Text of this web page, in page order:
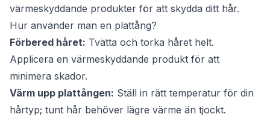
värmeskyddande produkter för att skydda ditt hår.
Hur använder man en plattång?
Förbered håret: Tvätta och torka håret helt.
Applicera en värmeskyddande produkt för att
minimera skador.
Värm upp plattången: Ställ in rätt temperatur för din
hårtyp; tunt hår behöver lägre värme än tjockt.